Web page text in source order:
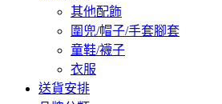
其他配飾
圍兜/帽子/手套腳套
童鞋/襪子
衣服
送貨安排